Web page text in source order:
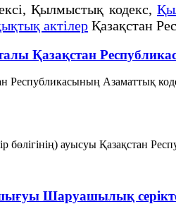
Қылмыстық кодекс,
актілер Қазақстан
Қазақстан
Республикасының Азаматтық
бөлiгiнiң) ауысуы Қазақстан
Шаруашылық